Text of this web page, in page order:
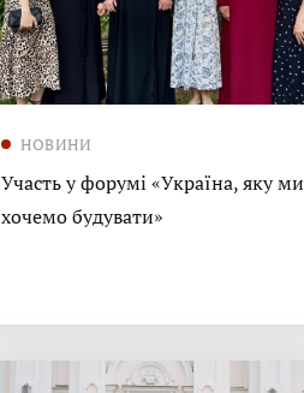
НОВИНИ
Участь у форумі «Україна, яку ми
хочемо будувати»